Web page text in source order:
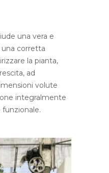
una vera e
corretta
la pianta,
ad
volute
integralmente
funzionale.